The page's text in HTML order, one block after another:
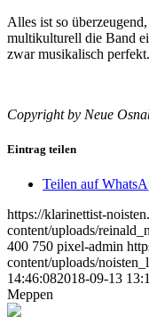
Alles ist so
multikulturell die Band
zwar musikalisch
Copyright by Neue
Eintrag teilen
Teilen auf
https://klarinettist-
content/uploads/
400 750 pixel-admin
content/uploads/
14:46:082018-09-13
Meppen